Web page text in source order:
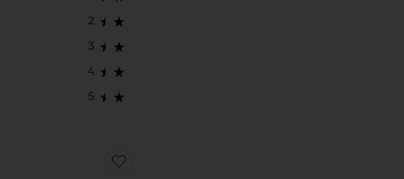
Favorite PINZA THE CONFETTI CLAW CLIP